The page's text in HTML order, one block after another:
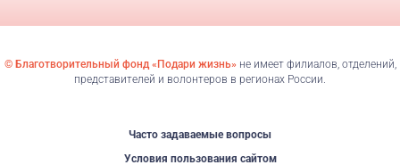
© Благотворительный фонд «Подари жизнь»не имеет филиалов, отделений,
представителей и волонтеров в регионах России.
Часто задаваемые вопросы
Условия пользования сайтом